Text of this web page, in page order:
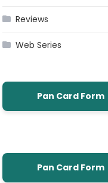
Reviews
Web Series
Pan Card Form
Pan Card Form